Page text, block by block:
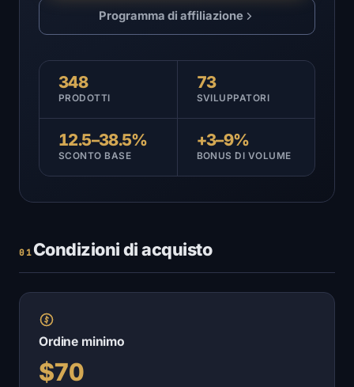
Programma di affiliazione
348
PRODOTTI
73
SVILUPPATORI
12.5–38.5%
SCONTO BASE
+3–9%
BONUS DI VOLUME
01 Condizioni di acquisto
Ordine minimo
$70